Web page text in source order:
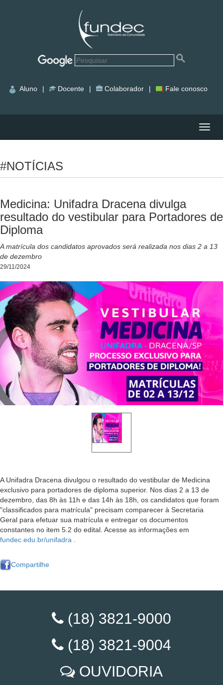
Aluno | Docente | Colaborador | Fale conosco
#NOTÍCIAS
Medicina: Unifadra Dracena divulga
resultado do vestibular para Portadores de
Diploma
A matrícula dos candidatos aprovados será realizada nos dias 2 a 13
de dezembro
29/11/2024
A Unifadra Dracena divulgou o resultado do vestibular de Medicina
exclusivo para portadores de diploma superior. Nos dias 2 a 13 de
dezembro, das 8h às 11h e das 14h às 18h, os candidatos que foram
"classificados para matrícula" precisam comparecer à Secretaria
Geral para efetuar sua matrícula e entregar os documentos
constantes no item 5.2 do edital. Acesse as informações em
fundec.edu.br/unifadra
Compartilhe
(18) 3821-9000
(18) 3821-9004
OUVIDORIA